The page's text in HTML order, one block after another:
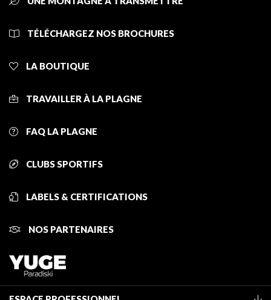
TÉLÉCHARGEZ NOS BROCHURES
LA BOUTIQUE
TRAVAILLER À LA PLAGNE
FAQ LA PLAGNE
CLUBS SPORTIFS
LABELS & CERTIFICATIONS
NOS PARTENAIRES